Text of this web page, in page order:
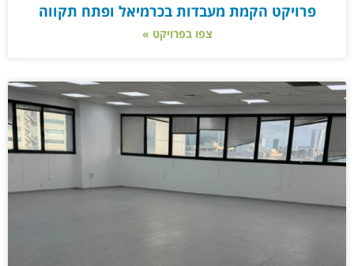
פרויקט הקמת מעבדות בכרמיאל ופתח תקווה
צפו בפרויקט »